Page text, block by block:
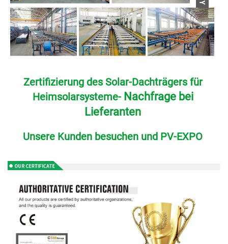
Zertifizierung des Solar-Dachträgers für
Heimsolarsysteme- Nachfrage bei
Lieferanten
Unsere Kunden besuchen und PV-EXPO